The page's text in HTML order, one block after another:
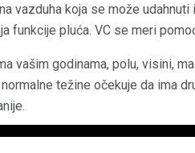
vazduha koja se može
funkcije pluća. VC se meri
vašim godinama, polu, visini,
težine očekuje da ima